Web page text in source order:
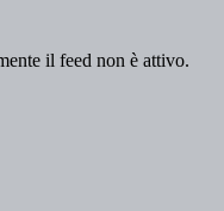
il feed non è attivo.